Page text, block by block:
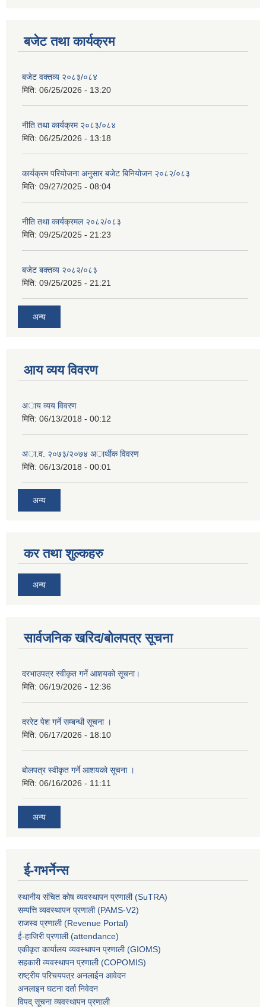
बजेट तथा कार्यक्रम
बजेट वक्तव्य २०८३/०८४
मिति: 06/25/2026 - 13:20
नीति तथा कार्यक्रम २०८३/०८४
मिति: 06/25/2026 - 13:18
कार्यक्रम परियोजना अनुसार बजेट बिनियोजन २०८२/०८३
मिति: 09/27/2025 - 08:04
नीति तथा कार्यक्रमल २०८२/०८३
मिति: 09/25/2025 - 21:23
बजेट बक्तव्य २०८२/०८३
मिति: 09/25/2025 - 21:21
अन्य
आय व्यय विवरण
अाय व्यय विवरण
मिति: 06/13/2018 - 00:12
अा.व. २०७३/२०७४ अार्थीक विवरण
मिति: 06/13/2018 - 00:01
अन्य
कर तथा शुल्कहरु
अन्य
सार्वजनिक खरिद/बोलपत्र सूचना
दरभाउपत्र स्वीकृत गर्ने आशयको सूचना।
मिति: 06/19/2026 - 12:36
दररेट पेश गर्ने सम्बन्धी सूचना ।
मिति: 06/17/2026 - 18:10
बोलपत्र स्वीकृत गर्ने आशयको सूचना ।
मिति: 06/16/2026 - 11:11
अन्य
ई-गभर्नेन्स
स्थानीय संचित कोष व्यवस्थापन प्रणाली (SuTRA)
सम्पत्ति व्यवस्थापन प्रणाली (PAMS-V2)
राजस्व प्रणाली (Revenue Portal)
ई-हाजिरी प्रणाली (attendance)
एकीकृत कार्यालय व्यवस्थापन प्रणाली (GIOMS)
सहकारी व्यवस्थापन प्रणाली (COPOMIS)
राष्ट्रीय परिचयपत्र अनलाईन आवेदन
अनलाइन घटना दर्ता निवेदन
विपद् सूचना व्यवस्थापन प्रणाली